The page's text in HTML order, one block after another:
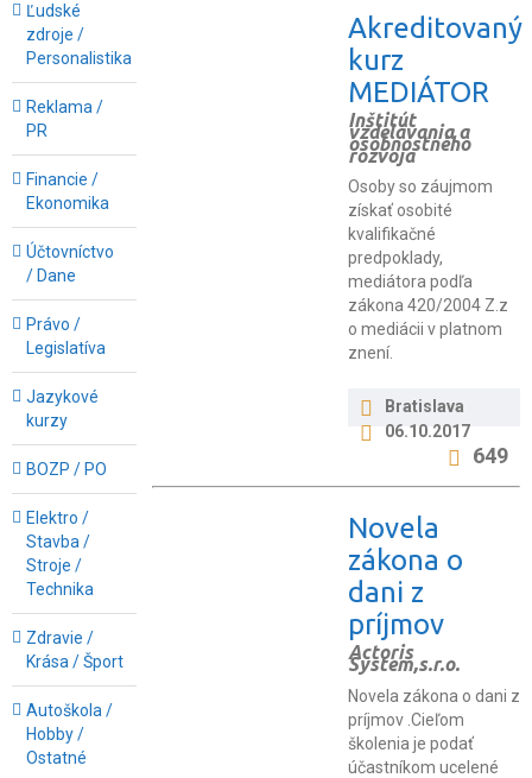
Akreditovaný
kurz
MEDIÁTOR
Inštitút
vzdelávania a
osobnostného
rozvoja
Osoby so záujmom
získať osobité
kvalifikačné
predpoklady,
mediátora podľa
zákona 420/2004 Z.z
o mediácii v platnom
znení.
Bratislava
06.10.2017
649
Novela
zákona o
dani z
príjmov
Actoris
System,s.r.o.
Novela zákona o dani z
príjmov .Cieľom
školenia je podať
účastníkom ucelené
Ľudské
zdroje /
Personalistika
Reklama /
PR
Financie /
Ekonomika
Účtovníctvo
/ Dane
Právo /
Legislatíva
Jazykové
kurzy
BOZP / PO
Elektro /
Stavba /
Stroje /
Technika
Zdravie /
Krása / Šport
Autoškola /
Hobby /
Ostatné